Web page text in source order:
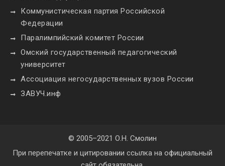
Коммунистическая партия Российской
Федерации
Паралимпийский комитет России
Омский государственный педагогический
университет
Ассоциация негосударственных вузов России
ЗАВУЧ.инф
© 2005–2021 О.Н. Смолин
При перепечатке и цитировании ссылка на официальный